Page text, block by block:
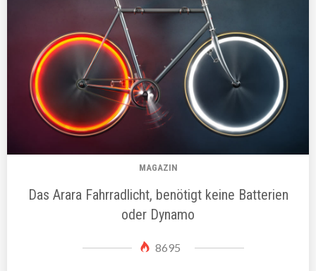
MAGAZIN
Das Arara Fahrradlicht, benötigt keine Batterien
oder Dynamo
8695